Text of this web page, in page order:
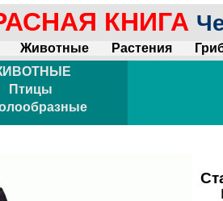
КНИГА
Животные Растения
Птицы